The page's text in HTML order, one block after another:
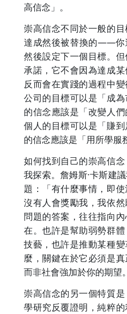
高信念」。
崇高信念不同於一般的
達成然後被替換的——你
然後設定下一個目標。
承諾，它不會因為達成某
反而會在實踐的過程中
公司的目標可以是「成
的信念應該是「改變人
個人的目標可以是「賺
的信念應該是「用所學服
如何找到自己的崇高信
我探索。詹姆斯·卡斯建
題：「有什麼事情，即使
沒有人會獎勵我，我依
問題的答案，往往指向
在。也許是幫助弱勢群
技藝，也許是推動某種
麼，關鍵在於它必須是真
而非社會強加於你的期望。
崇高信念的另一個特質
學研究反覆證明，純粹